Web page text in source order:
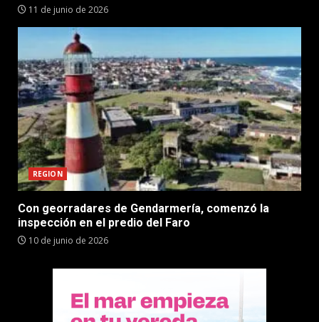
11 de junio de 2026
REGION
Con georradares de Gendarmería, comenzó la
inspección en el predio del Faro
10 de junio de 2026